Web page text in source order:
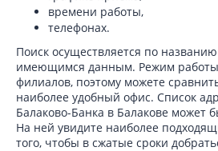
времени работы,
телефонах.
Поиск осуществляется по
имеющимся данным. Режим работы
филиалов, поэтому можете
наиболее удобный офис. Список
Балаково-Банка в Балакове может
На ней увидите наиболее
того, чтобы в сжатые сроки